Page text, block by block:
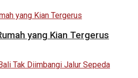
yang Kian Tergerus